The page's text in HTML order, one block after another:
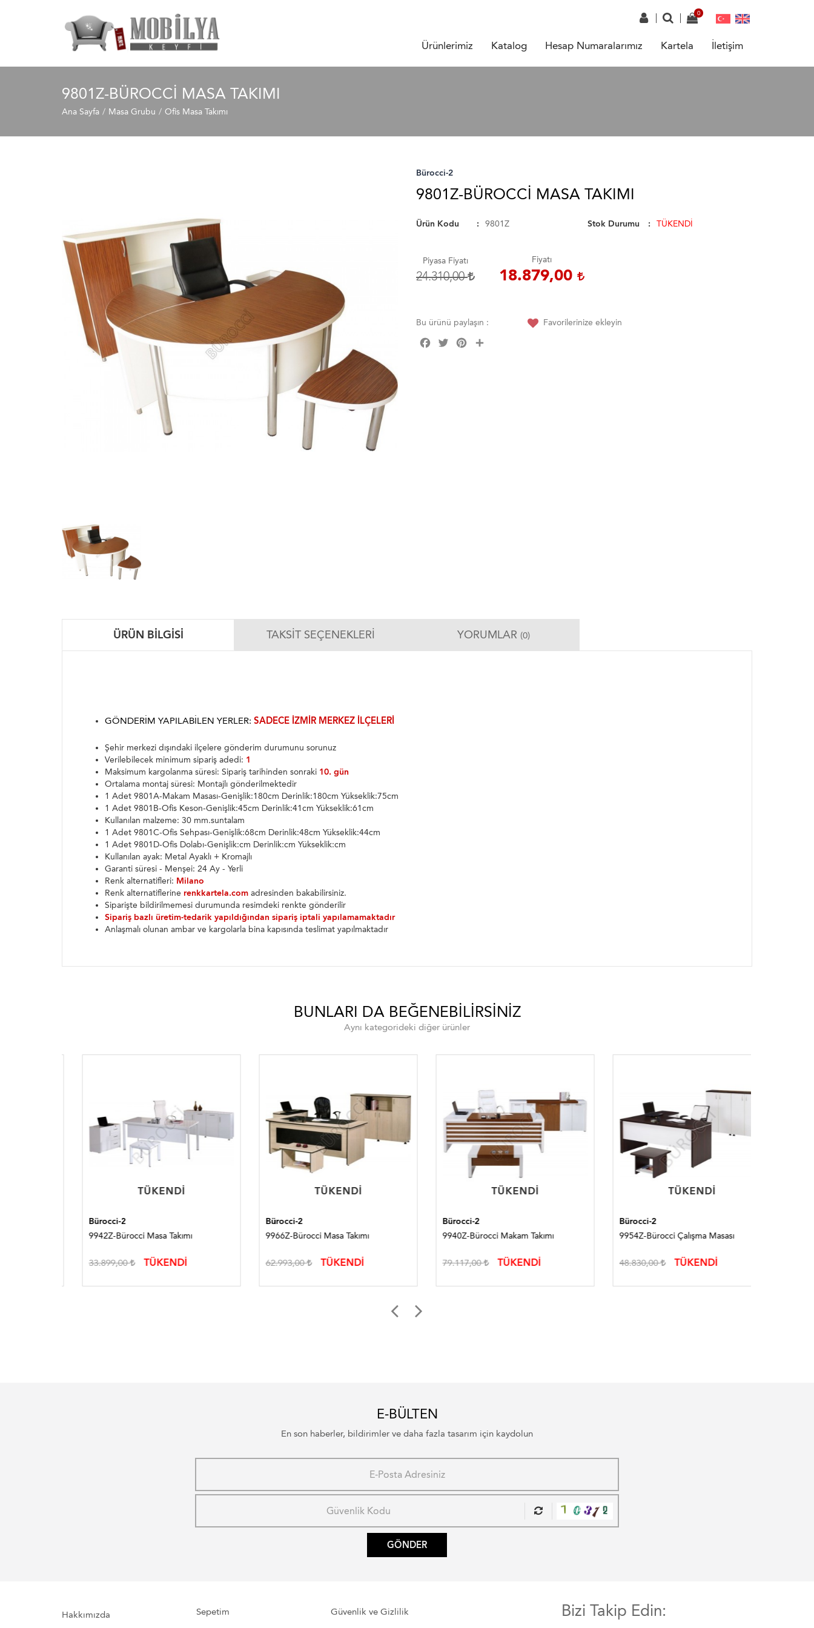
Ürünlerimiz Katalog Hesap Numaralarımız Kartela İletişim
9801Z-BÜROCCI MASA TAKIMI
Ana Sayfa Masa Grubu Ofis Masa Takımı
Bürocci-2
9801Z-BÜROCCI MASA TAKIMI
Ürün Kodu 9801Z Stok Durumu TÜKENDİ
Piyasa Fiyatı
24.310,00
Fiyatı
18.879,00
Bu ürünü paylaşın :
FacebookTwitterPinterest
Favorilerinize ekleyin
ÜRÜN BILGISI TAKSIT SEÇENEKLERI YORUMLAR (0)
GÖNDERIM YAPILABILEN YERLER: SADECE İZMIR MERKEZ ILÇELERI
Şehir merkezi dışındaki ilçelere gönderim durumunu sorunuz
Verilebilecek minimum sipariş adedi: 1
Maksimum kargolanma süresi: Sipariş tarihinden sonraki 10. gün
Ortalama montaj süresi: Montajlı gönderilmektedir
1 Adet 9801A-Makam Masası-Genişlik:180cm Derinlik:180cm Yükseklik:75cm
1 Adet 9801B-Ofis Keson-Genişlik:45cm Derinlik:41cm Yükseklik:61cm
Kullanılan malzeme: 30 mm.suntalam
1 Adet 9801C-Ofis Sehpası-Genişlik:68cm Derinlik:48cm Yükseklik:44cm
1 Adet 9801D-Ofis Dolabı-Genişlik:cm Derinlik:cm Yükseklik:cm
Kullanılan ayak: Metal Ayaklı + Kromajlı
Garanti süresi - Menşei: 24 Ay - Yerli
Renk alternatifleri: Milano
Renk alternatiflerine renkkartela.com adresinden bakabilirsiniz.
Siparişte bildirilmemesi durumunda resimdeki renkte gönderilir
Sipariş bazlı üretim-tedarik yapıldığından sipariş iptali yapılamamaktadır
Anlaşmalı olunan ambar ve kargolarla bina kapısında teslimat yapılmaktadır
BUNLARI DA BEĞENEBILIRSINIZ
Aynı kategorideki diğer ürünler
TÜKENDI
TÜKENDI
Bürocci-2
9942Z-Bürocci Masa Takımı
33.899,00 TÜKENDİ
TÜKENDI
TÜKENDI
Bürocci-2
9966Z-Bürocci Masa Takımı
62.993,00 TÜKENDİ
TÜKENDI
TÜKENDI
Bürocci-2
9940Z-Bürocci Makam Takımı
79.117,00 TÜKENDİ
TÜKENDI
TÜKENDI
Bürocci-2
9954Z-Bürocci Çalışma Masası
48.830,00 TÜKENDİ
E-BÜLTEN
En son haberler, bildirimler ve daha fazla tasarım için kaydolun
GÖNDER
Hakkımızda Sepetim Güvenlik ve Gizlilik Bizi Takip Edin: